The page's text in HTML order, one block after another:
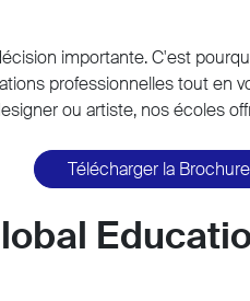
importante. C'est
professionnelles tout en
ou artiste, nos écoles
Télécharger la Brochure